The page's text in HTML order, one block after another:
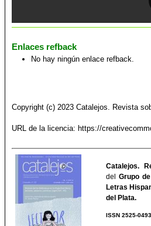
Enlaces refback
No hay ningún enlace refback.
Copyright (c) 2023 Catalejos. Revista
URL de la licencia: https://
Catalejos.
del Grupo
Letras
del Plata.
ISSN